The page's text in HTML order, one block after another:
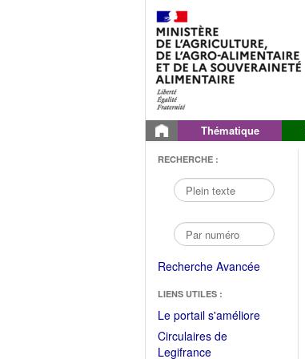
Thématique
RECHERCHE :
Recherche Avancée
LIENS UTILES :
Le portail s'améliore(Fichier
Circulaires de
Legifrance(Ouvrir